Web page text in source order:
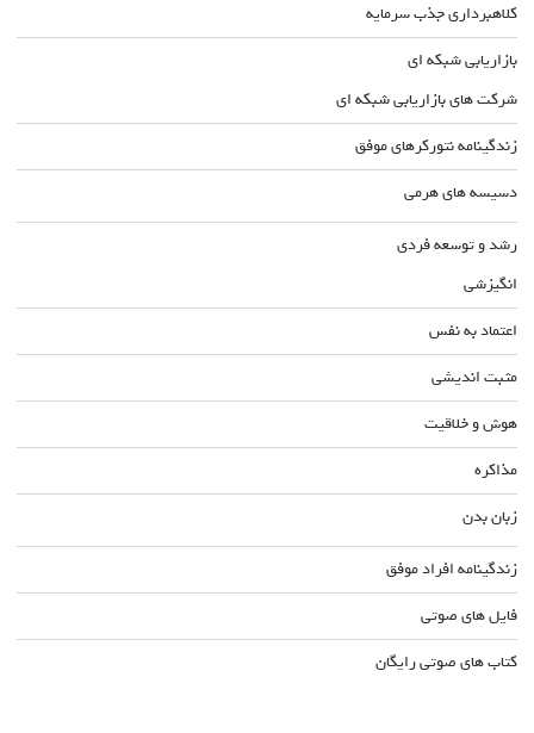
کلاهبرداری جذب سرمایه
بازاریابی شبکه ای
شرکت های بازاریابی شبکه ای
زندگینامه نتورکرهای موفق
دسیسه های هرمی
رشد و توسعه فردی
انگیزشی
اعتماد به نفس
مثبت اندیشی
هوش و خلاقیت
مذاکره
زبان بدن
زندگینامه افراد موفق
فایل های صوتی
کتاب های صوتی رایگان